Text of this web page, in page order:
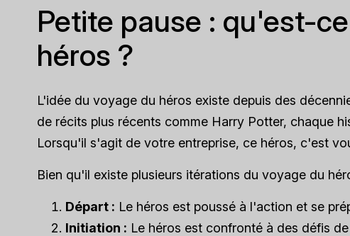
Petite pause : qu'est-
héros ?
L'idée du voyage du héros existe depuis des
de récits plus récents comme Harry Potter, chaque
Lorsqu'il s'agit de votre entreprise, ce héros, c'est
Bien qu'il existe plusieurs itérations du voyage du
Départ : Le héros est poussé à l'action et se
Initiation : Le héros est confronté à des défis